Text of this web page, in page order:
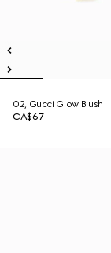
02, Gucci Glow Blush
CA$67